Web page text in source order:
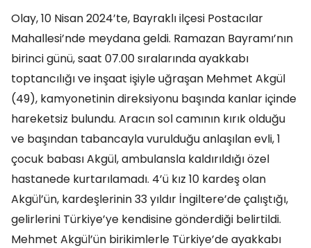
Olay, 10 Nisan 2024’te, Bayraklı ilçesi Postacılar
Mahallesi’nde meydana geldi. Ramazan Bayramı’nın
birinci günü, saat 07.00 sıralarında ayakkabı
toptancılığı ve inşaat işiyle uğraşan Mehmet Akgül
(49), kamyonetinin direksiyonu başında kanlar içinde
hareketsiz bulundu. Aracın sol camının kırık olduğu
ve başından tabancayla vurulduğu anlaşılan evli, 1
çocuk babası Akgül, ambulansla kaldırıldığı özel
hastanede kurtarılamadı. 4’ü kız 10 kardeş olan
Akgül’ün, kardeşlerinin 33 yıldır İngiltere’de çalıştığı,
gelirlerini Türkiye’ye kendisine gönderdiği belirtildi.
Mehmet Akgül’ün birikimlerle Türkiye’de ayakkabı